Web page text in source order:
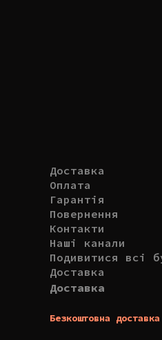
Доставка
Оплата
Гарантія
Повернення
Контакти
Наші канали
Подивитися всі
Доставка
Доставка
Безкоштовна доставка